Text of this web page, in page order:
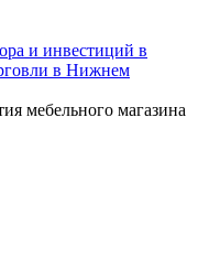
и инвестиций в
в Нижнем
мебельного магазина